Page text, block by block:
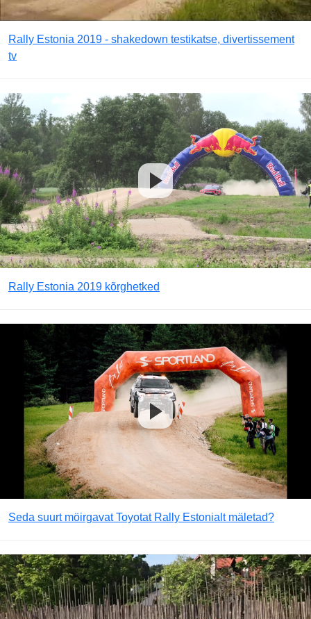
Rally Estonia 2019 - shakedown testikatse, divertissement
tv
Rally Estonia 2019 kõrghetked
Seda suurt möirgavat Toyotat Rally Estonialt mäletad?